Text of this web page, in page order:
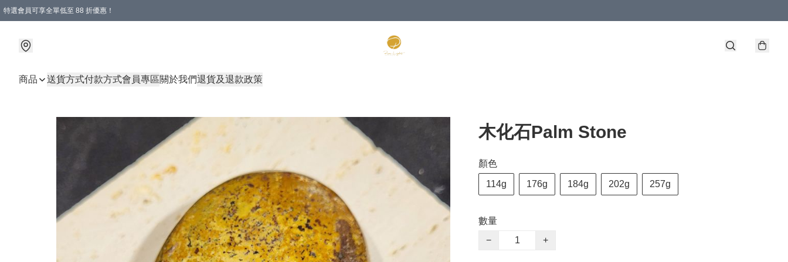
特選會員可享全單低至 88 折優惠！
商品 送貨方式付款方式會員專區關於我們退貨及退款政策
木化石Palm Stone
顏色
114g 176g 184g 202g 257g
數量
−
+